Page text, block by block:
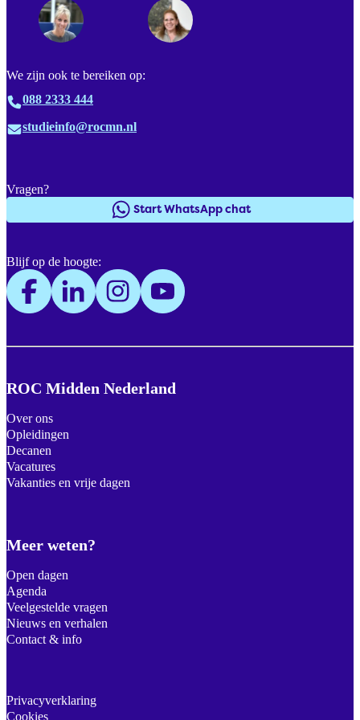
We zijn ook te bereiken op:
088 2333 444
studieinfo@rocmn.nl
ROC Midden Nederland
Over ons
Opleidingen
Decanen
Vacatures
Vakanties en vrije dagen
Meer weten?
Open dagen
Agenda
Veelgestelde vragen
Nieuws en verhalen
Contact & info
Vragen?
Start WhatsApp chat
Blijf op de hoogte:
Privacyverklaring
Cookies